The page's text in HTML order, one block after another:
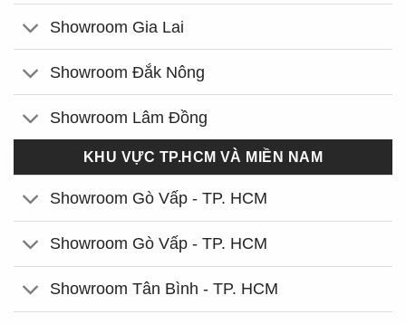
Showroom Gia Lai
Showroom Đắk Nông
Showroom Lâm Đồng
KHU VỰC TP.HCM VÀ MIỀN NAM
Showroom Gò Vấp - TP. HCM
Showroom Gò Vấp - TP. HCM
Showroom Tân Bình - TP. HCM